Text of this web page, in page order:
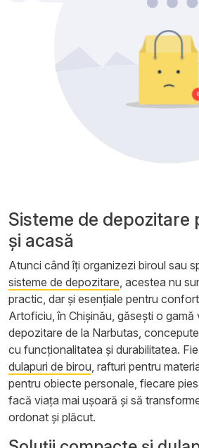
Sisteme de depozitare
și acasă
Atunci când îți organizezi biroul sau
sisteme de depozitare, acestea nu
practic, dar și esențiale pentru
Artoficiu, în Chișinău, găsești o gamă
depozitare de la Narbutas,
cu funcționalitatea și durabilitatea.
dulapuri de birou, rafturi pentru
pentru obiecte personale, fiecare
facă viața mai ușoară și să
ordonat și plăcut.